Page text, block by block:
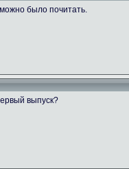
было почитать.
выпуск?